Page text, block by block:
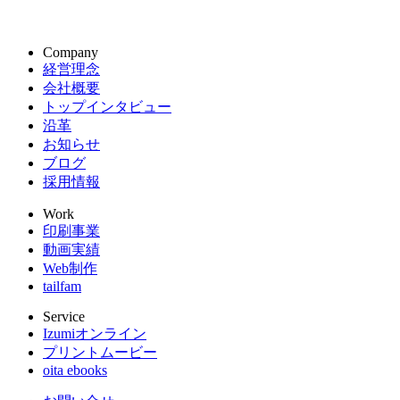
Company
経営理念
会社概要
トップインタビュー
沿革
お知らせ
ブログ
採用情報
Work
印刷事業
動画実績
Web制作
tailfam
Service
Izumiオンライン
プリントムービー
oita ebooks